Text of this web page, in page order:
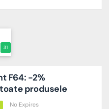
31
F64: -2%
produsele
No Expires